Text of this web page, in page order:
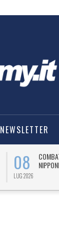
NEWSLETTER
08
LUG 2026